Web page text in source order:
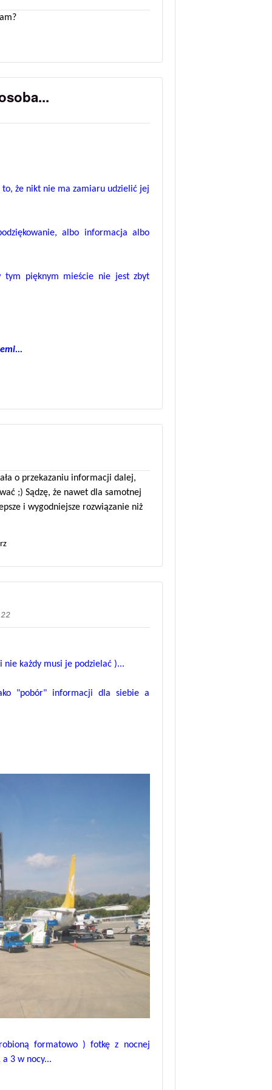
że nikt nie ma zamiaru udzielić jej
albo informacja albo
tym pięknym mieście nie jest zbyt
o przekazaniu informacji dalej,
;) Sądzę, że nawet dla samotnej
i wygodniejsze rozwiązanie niż
każdy musi je podzielać )...
"pobór" informacji dla siebie a
formatowo ) fotkę z nocnej
3 w nocy...